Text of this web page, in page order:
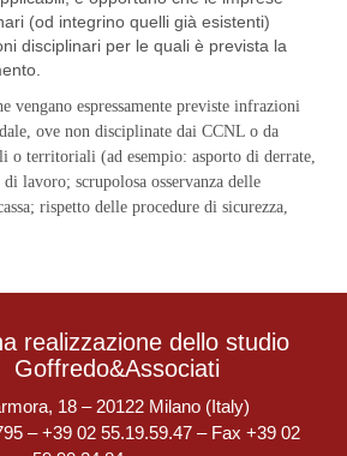
(od integrino quelli già esistenti)
disciplinari per le quali è prevista la
vengano espressamente previste infrazioni
ove non disciplinate dai CCNL o da
o territoriali (ad esempio: asporto di derrate,
lavoro; scrupolosa osservanza delle
rispetto delle procedure di sicurezza,
realizzazione dello studio
Goffredo&Associati
18 – 20122 Milano (Italy)
– +39 02 55.19.59.47 – Fax +39 02